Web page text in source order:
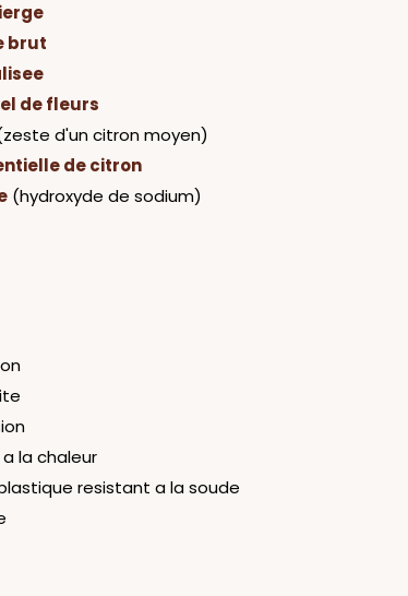
brut
de fleurs
d'un citron moyen)
de citron
(hydroxyde de sodium)
la chaleur
resistant a la soude